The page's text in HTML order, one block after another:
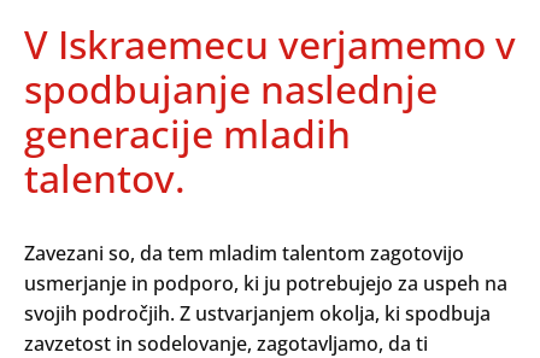
V Iskraemecu verjamemo v
spodbujanje naslednje
generacije mladih
talentov.
Zavezani so, da tem mladim talentom zagotovijo
usmerjanje in podporo, ki ju potrebujejo za uspeh na
svojih področjih. Z ustvarjanjem okolja, ki spodbuja
zavzetost in sodelovanje, zagotavljamo, da ti